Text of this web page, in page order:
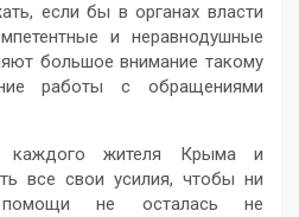
если бы в органах власти
и неравнодушные
большое внимание такому
работы с обращениями
каждого жителя Крыма и
все свои усилия, чтобы ни
не осталась не